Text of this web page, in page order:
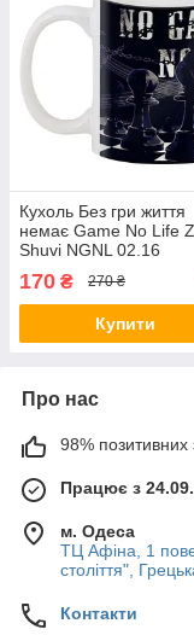
Кухоль Без гри життя
немає Game No Life
Shuvi NGNL 02.16
170 ₴ 270 ₴
Купити
Про нас
98% позитивних
Працює з
м. Одеса
ТЦ Афіна, 1
століття",
Контакти